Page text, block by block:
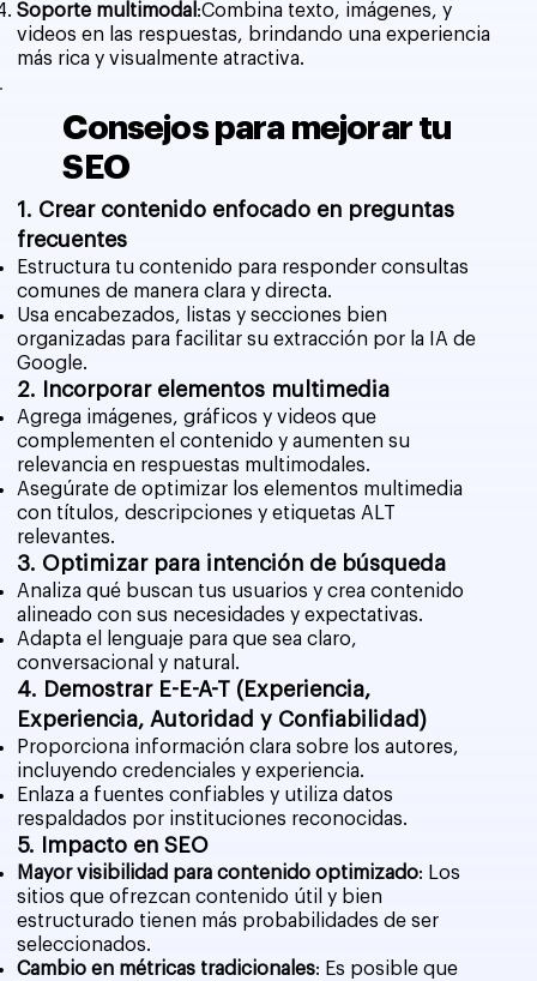
Soporte multimodal :Combina texto, imágenes, y
videos en las respuestas, brindando una experiencia
más rica y visualmente atractiva.
Consejos para mejorar tu
SEO
1. Crear contenido enfocado en preguntas
frecuentes
Estructura tu contenido para responder consultas
comunes de manera clara y directa.
Usa encabezados, listas y secciones bien
organizadas para facilitar su extracción por la IA de
Google.
2. Incorporar elementos multimedia
Agrega imágenes, gráficos y videos que
complementen el contenido y aumenten su
relevancia en respuestas multimodales.
Asegúrate de optimizar los elementos multimedia
con títulos, descripciones y etiquetas ALT
relevantes.
3. Optimizar para intención de búsqueda
Analiza qué buscan tus usuarios y crea contenido
alineado con sus necesidades y expectativas.
Adapta el lenguaje para que sea claro,
conversacional y natural.
4. Demostrar E-E-A-T (Experiencia,
Experiencia, Autoridad y Confiabilidad)
Proporciona información clara sobre los autores,
incluyendo credenciales y experiencia.
Enlaza a fuentes confiables y utiliza datos
respaldados por instituciones reconocidas.
5. Impacto en SEO
Mayor visibilidad para contenido optimizado: Los
sitios que ofrezcan contenido útil y bien
estructurado tienen más probabilidades de ser
seleccionados.
Cambio en métricas tradicionales: Es posible que